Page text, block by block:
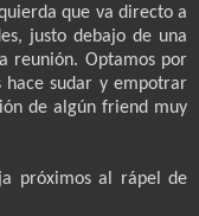
que va directo a
justo debajo de una
reunión. Optamos por
hace sudar y empotrar
de algún friend muy
próximos al rápel de